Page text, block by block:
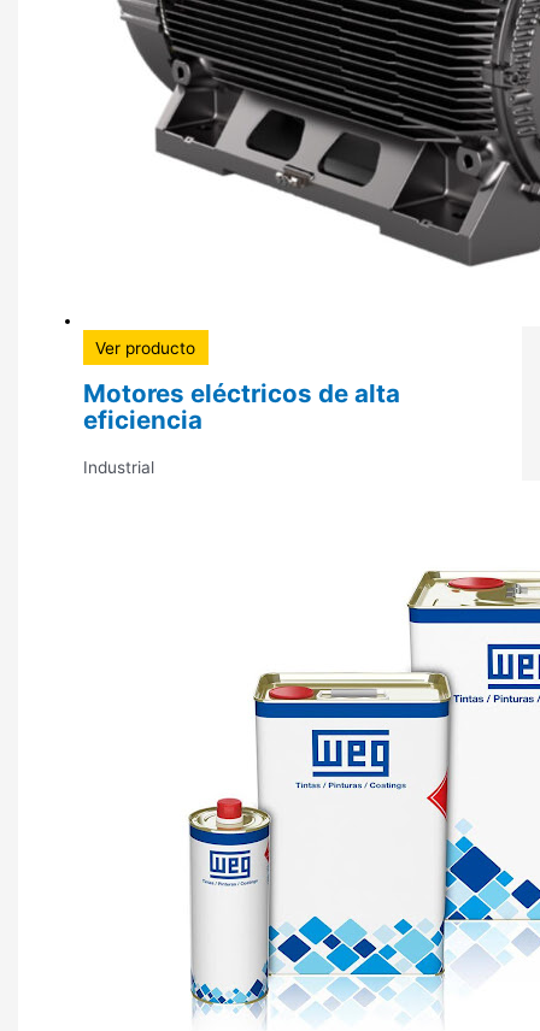
Ver producto
Motores eléctricos de alta
eficiencia
Industrial